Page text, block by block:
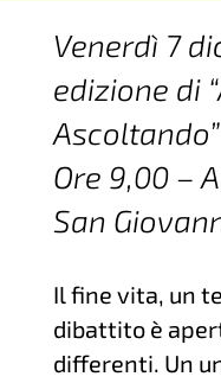
Venerdì 7
edizione di
Ascoltando”
Ore 9,00 –
San
Il fine vita, un
dibattito è
differenti. Un